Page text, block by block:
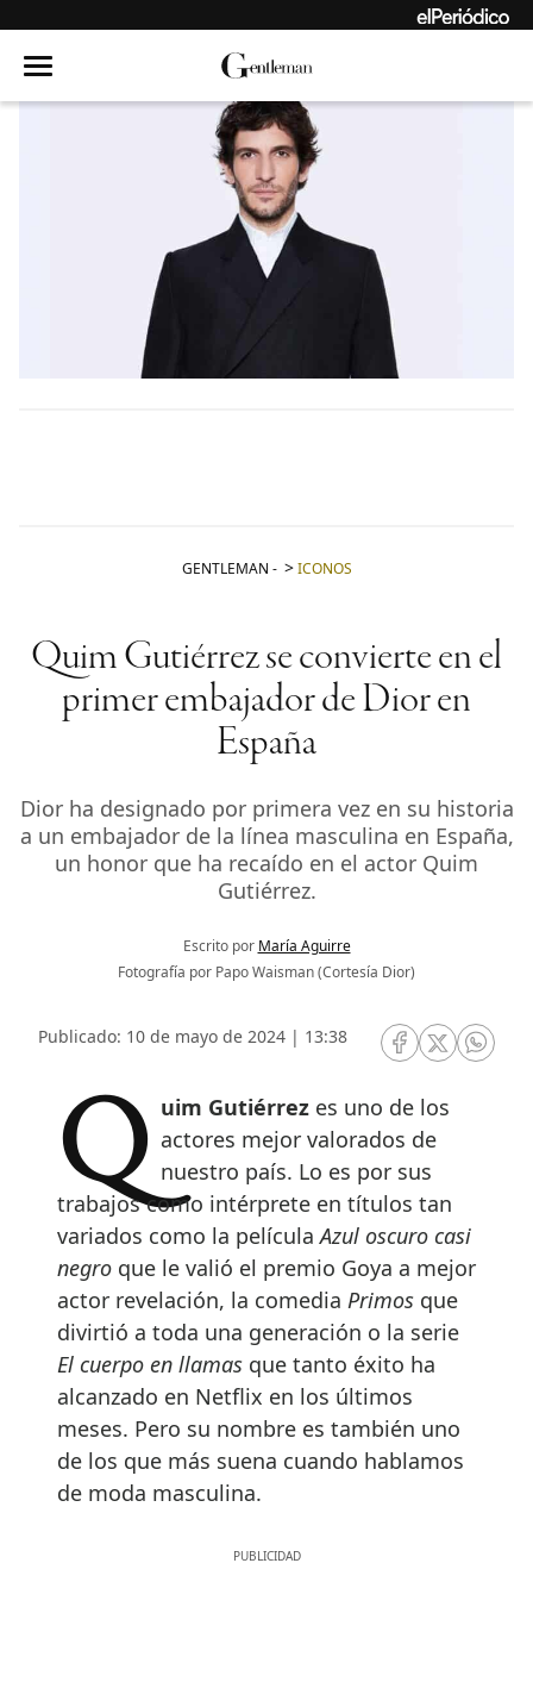
GENTLEMAN - ICONOS
Quim Gutiérrez se convierte en el
primer embajador de Dior en
España
Dior ha designado por primera vez en su historia
a un embajador de la línea masculina en España,
un honor que ha recaído en el actor Quim
Gutiérrez.
Escrito por María Aguirre
Fotografía por Papo Waisman (Cortesía Dior)
Publicado: 10 de mayo de 2024 | 13:38
RRSS Facebook
RRSSRRSS
Quim Gutiérrez es uno de los
actores mejor valorados de
nuestro país. Lo es por sus
trabajos como intérprete en títulos tan
variados como la películaAzul oscuro casi
negro que le valió el premio Goya a mejor
actor revelación, la comedia Primos que
divirtió a toda una generación o la serie
El cuerpo en llamas que tanto éxito ha
alcanzado en Netflix en los últimos
meses. Pero su nombre es también uno
de los que más suena cuando hablamos
de moda masculina.